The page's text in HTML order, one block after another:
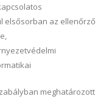
elsősorban az ellenőrző
meghatározott